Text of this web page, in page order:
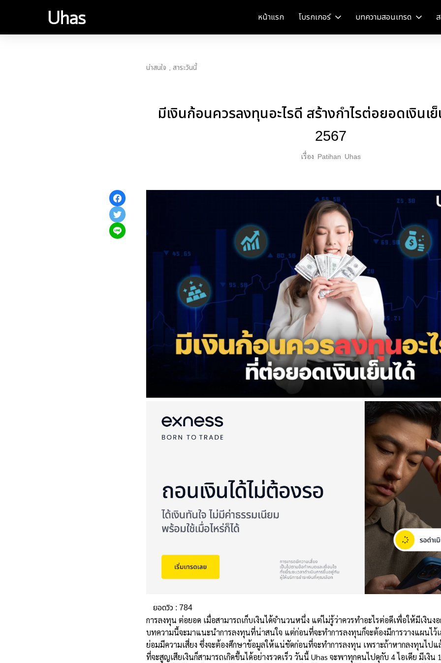
หน้าแรก โบรกเกอร์ บทความสอนเทรด
น่าสนใจ สาระวันนี้
มีเงินก้อนควรลงทุนอะไรดี สร้างกำไรต่อยอดเงินเ
2567
เรื่อง Patihan Uhas
ยอดวิว : 784
การลงทุน ต่อยอด เมื่อสามารถเก็บเงินได้จำนวนหนึ่ง แต่ไม่รู้ว่าควรทำอะไรต่อดีเพื่อให้มีเงินง
บทความนี้จะมาแนะนำการลงทุนที่น่าสนใจ แต่ก่อนที่จะทำการลงทุนก็จะต้องมีการวางแผนไว้
ย่อมมีความเสี่ยง ซึ่งจะต้องศึกษาข้อมูลให้แน่ชัดก่อนที่จะทำการลงทุน เพราะถ้าหากลงทุนไปแ
ที่จะสูญเสียเงินก็สามารถเกิดขึ้นได้อย่างรวดเร็ว วันนี้ Uhas จะพาทุกคนไปดุกับ 4 ไอเดีย มีเงิน